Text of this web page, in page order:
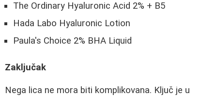
The Ordinary Hyaluronic Acid 2% + B5
Hada Labo Hyaluronic Lotion
Paula's Choice 2% BHA Liquid
Zaključak
Nega lica ne mora biti komplikovana. Ključ je u